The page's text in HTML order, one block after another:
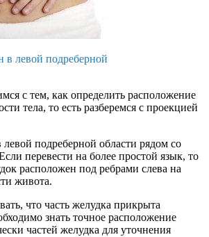
в левой подреберной
с тем, как определить расположение
тела, то есть разберемся с проекцией
подреберной области рядом со
перевести на более простой язык, то
расположен под ребрами слева на
живота.
что часть желудка прикрыта
знать точное расположение
частей желудка для уточнения